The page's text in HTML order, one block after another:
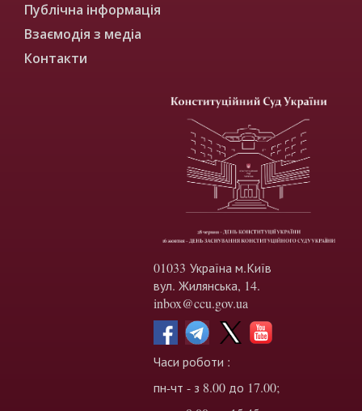
Публічна інформація
Взаємодія з медіа
Контакти
01033 Україна м.Київ
вул. Жилянська, 14.
inbox@ccu.gov.ua
Часи роботи :
пн-чт - з 8.00 до 17.00;